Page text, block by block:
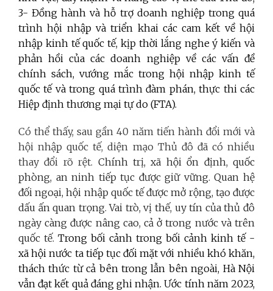
3- Đồng hành và hỗ trợ doanh nghiệp trong quá
trình hội nhập và triển khai các cam kết về hội
nhập kinh tế quốc tế, kịp thời lắng nghe ý kiến và
phản hồi của các doanh nghiệp về các vấn đề
chính sách, vướng mắc trong hội nhập kinh tế
quốc tế và trong quá trình đàm phán, thực thi các
Hiệp định thương mại tự do (FTA).
Có thể thấy, sau gần 40 năm tiến hành đổi mới và
hội nhập quốc tế, diện mạo Thủ đô đã có nhiều
thay đổi rõ rệt. Chính trị, xã hội ổn định, quốc
phòng, an ninh tiếp tục được giữ vững. Quan hệ
đối ngoại, hội nhập quốc tế được mở rộng, tạo được
dấu ấn quan trọng. Vai trò, vị thế, uy tín của thủ đô
ngày càng được nâng cao, cả ở trong nước và trên
quốc tế. Trong bối cảnh trong bối cảnh kinh tế -
xã hội nước ta tiếp tục đối mặt với nhiều khó khăn,
thách thức từ cả bên trong lẫn bên ngoài, Hà Nội
vẫn đạt kết quả đáng ghi nhận. Ước tính năm 2023,